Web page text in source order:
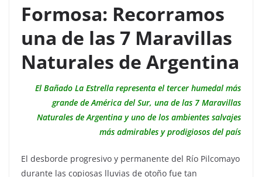
Formosa: Recorramos
una de las 7 Maravillas
Naturales de Argentina
El Bañado La Estrella representa el tercer humedal más
grande de América del Sur, una de las 7 Maravillas
Naturales de Argentina y uno de los ambientes salvajes
más admirables y prodigiosos del país
El desborde progresivo y permanente del Río Pilcomayo
durante las copiosas lluvias de otoño fue tan